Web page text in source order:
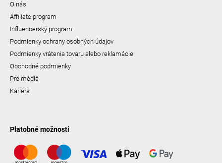
O nás
Affiliate program
Influencerský program
Podmienky ochrany osobných údajov
Podmienky vrátenia tovaru alebo reklamácie
Obchodné podmienky
Pre médiá
Kariéra
Platobné možnosti